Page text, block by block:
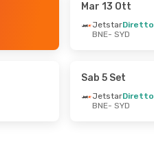
Mar 13 Ott
JetstarDiretto
BNE- SYD
Sab 5 Set
JetstarDiretto
BNE- SYD